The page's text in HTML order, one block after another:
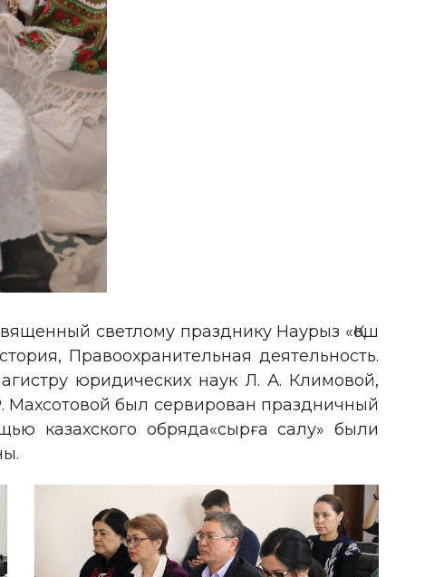
светлому празднику Наурыз «Қош
Правоохранительная деятельность.
юридических наук Л. А. Климовой,
Махсотовой был сервирован праздничный
казахского обряда«сырға салу» были